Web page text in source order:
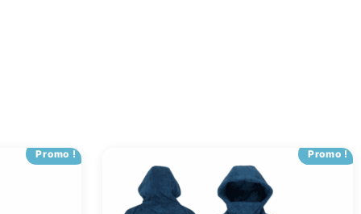
Promo ! Promo !